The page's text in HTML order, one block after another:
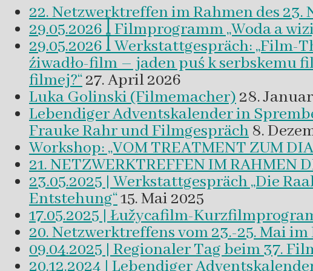
22. Netzwerktreffen im Rahmen des 23.
29.05.2026 ꟾ Filmprogramm „Woda a
29.05.2026 ꟾ Werkstattgespräch:
źiwadło-film – jaden puś k serbskemu
filmej?“27. April 2026
Luka Golinski (Filmemacher)28.
Lebendiger Adventskalender in
Frauke Rahr und Filmgespräch 8.
Workshop: „VOM TREATMENT ZUM
21. NETZWERKTREFFEN IM RAHMEN
23.05.2025 | Werkstattgespräch „Die
Entstehung“15. Mai 2025
17.05.2025 | Łužycafilm-
20. Netzwerktreffens vom 23.-25. Mai
09.04.2025 | Regionaler Tag beim 37.